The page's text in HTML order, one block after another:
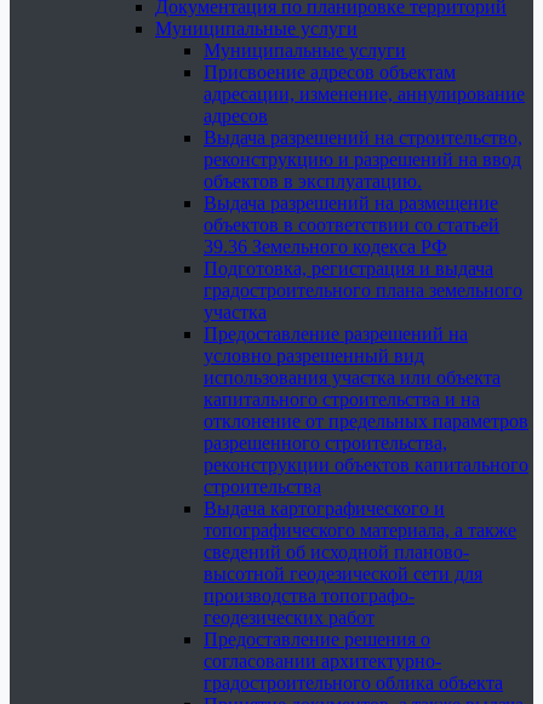
Документация по планировке территорий
Муниципальные услуги
Муниципальные услуги
Присвоение адресов объектам
адресации, изменение, аннулирование
адресов
Выдача разрешений на строительство,
реконструкцию и разрешений на ввод
объектов в эксплуатацию.
Выдача разрешений на размещение
объектов в соответствии со статьей
39.36 Земельного кодекса РФ
Подготовка, регистрация и выдача
градостроительного плана земельного
участка
Предоставление разрешений на
условно разрешенный вид
использования участка или объекта
капитального строительства и на
отклонение от предельных параметров
разрешенного строительства,
реконструкции объектов капитального
строительства
Выдача картографического и
топографического материала, а также
сведений об исходной планово-
высотной геодезической сети для
производства топографо-
геодезических работ
Предоставление решения о
согласовании архитектурно-
градостроительного облика объекта